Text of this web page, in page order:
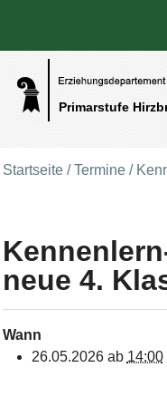
Primarstufe
Benutzerspezifische
Direkt zum Inhalt|Direkt
Startseite /Termine /
neue 4.
Wann
26.05.2026ab 14:00